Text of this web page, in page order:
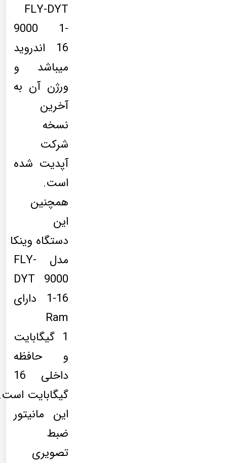
FLY-DYT
9000 1-
16 اندروید
میباشد و
ورژن آن به
آخرین
نسخه
شرکت
آپدیت شده
است.
همچنین
این
دستگاه وینکا
مدل FLY-
DYT 9000
1-16 دارای
Ram
1 گیگابایت
و حافظه
داخلی 16
گیگابایت
این مانیتور
ضبط
تصویری